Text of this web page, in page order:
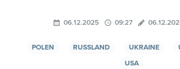
06.12.2025 09:27
POLEN RUSSLAND UKRAINE
USA